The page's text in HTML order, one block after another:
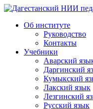
Дагестанский НИИ
Об институте
Руководство
Контакты
Учебники
Аварский
Даргинский
Кумыкский
Лакский язык
Лезгинский
Русский язык